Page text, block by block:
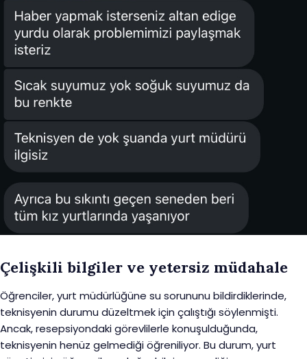
Çelişkili bilgiler ve yetersiz müdahale
Öğrenciler, yurt müdürlüğüne su sorununu bildirdiklerinde,
teknisyenin durumu düzeltmek için çalıştığı söylenmişti.
Ancak, resepsiyondaki görevlilerle konuşulduğunda,
teknisyenin henüz gelmediği öğreniliyor. Bu durum, yurt